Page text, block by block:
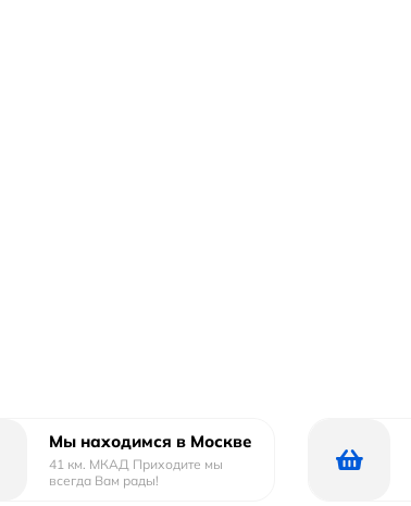
Мы находимся в Москве
41 км. МКАД Приходите мы
всегда Вам рады!